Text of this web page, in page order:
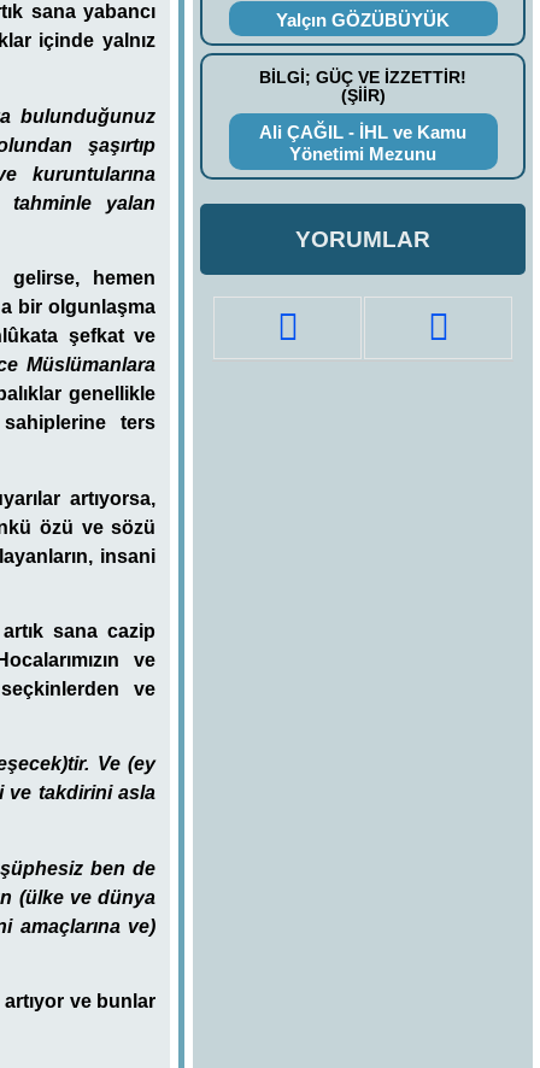
sana yabancı
içinde yalnız
bulunduğunuz
şaşırtıp
kuruntularına
tahminle yalan
hemen
bir olgunlaşma
şefkat ve
Müslümanlara
genellikle
ters
artıyorsa,
özü ve sözü
insani
sana cazip
ve
ve
Ve (ey
ve takdirini asla
şüphesiz ben de
(ülke ve dünya
amaçlarına ve)
ve bunlar
Yalçın GÖZÜBÜYÜK
BİLGİ; GÜÇ VE İZZETTİR!
(ŞİİR)
Ali ÇAĞIL - İHL ve Kamu
Yönetimi Mezunu
YORUMLAR